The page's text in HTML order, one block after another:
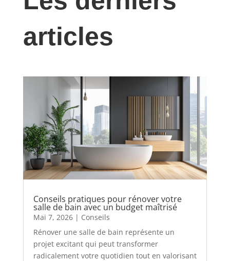
articles
Conseils pratiques pour rénover votre
salle de bain avec un budget maîtrisé
Mai 7, 2026| Conseils
Rénover une salle de bain représente un
projet excitant qui peut transformer
radicalement votre quotidien tout en valorisant